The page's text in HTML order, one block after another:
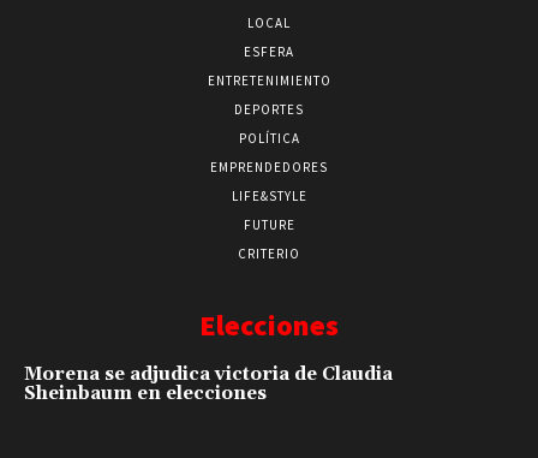
LOCAL
ESFERA
ENTRETENIMIENTO
DEPORTES
POLÍTICA
EMPRENDEDORES
LIFE&STYLE
FUTURE
CRITERIO
Elecciones
Morena se adjudica victoria de Claudia
Sheinbaum en elecciones